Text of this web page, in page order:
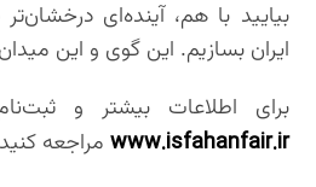
بیایید با هم، آینده‌ای
ایران بسازیم. این گوی و این
برای اطلاعات بیشتر و
www.isfahanfair.ir مراجعه